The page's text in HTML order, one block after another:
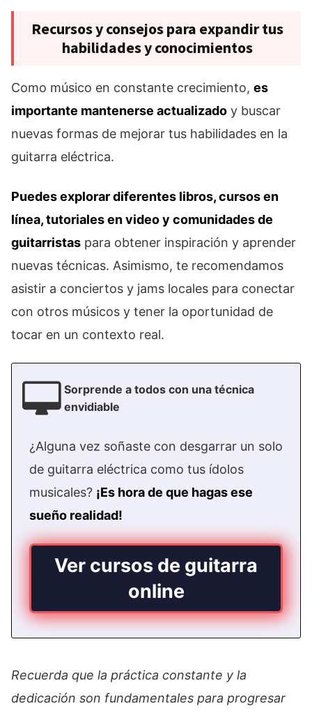
Recursos y consejos para expandir tus
habilidades y conocimientos
Como músico en constante crecimiento, es
importante mantenerse actualizado y buscar
nuevas formas de mejorar tus habilidades en la
guitarra eléctrica.
Puedes explorar diferentes libros, cursos en
línea, tutoriales en video y comunidades de
guitarristas para obtener inspiración y aprender
nuevas técnicas. Asimismo, te recomendamos
asistir a conciertos y jams locales para conectar
con otros músicos y tener la oportunidad de
tocar en un contexto real.
Sorprende a todos con una técnica
envidiable
¿Alguna vez soñaste con desgarrar un solo
de guitarra eléctrica como tus ídolos
musicales? ¡Es hora de que hagas ese
sueño realidad!
Ver cursos de guitarra
online
Recuerda que la práctica constante y la
dedicación son fundamentales para progresar